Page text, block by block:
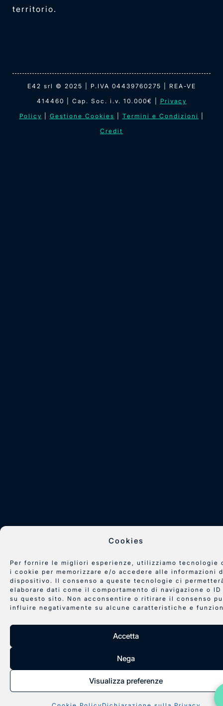
Cookies
Per fornire le migliori esperienze, utilizziamo tecnologie
i cookie per memorizzare e/o accedere alle informazioni
dispositivo. Il consenso a queste tecnologie ci
elaborare dati come il comportamento di navigazione o
su questo sito. Non acconsentire o ritirare il consenso
influire negativamente su alcune caratteristiche e
Accetta
Nega
Visualizza preferenze
territorio.
E42 srl © 2025 | P.IVA 04439760275 | REA-VE
414460 | Cap. Soc. i.v. 10.000€ | Privacy
Policy
Gestione Cookies Termini e Condizioni
Credit
SIAMO IN FERIE
L'ufficio è chiuso dal 7 al 23
agosto. Rispondiamo appena
Mimmo, che non va in ferie
Chatta con Mimmo